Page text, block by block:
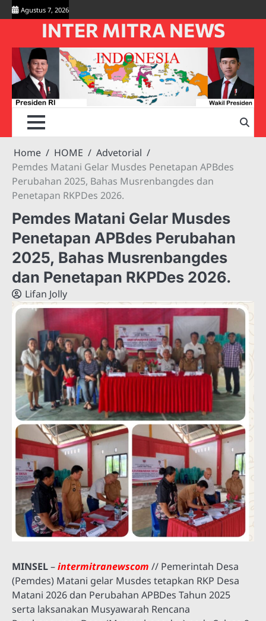
Skip
to
Agustus 7, 2026
INTER MITRA NEWS
Home HOME
Advetorial
Pemdes Matani Gelar Musdes Penetapan APBdes
Perubahan 2025, Bahas Musrenbangdes dan
Penetapan RKPDes 2026.
Pemdes Matani Gelar Musdes
Penetapan APBdes Perubahan
2025, Bahas Musrenbangdes
dan Penetapan RKPDes 2026.
Lifan Jolly
MINSEL–intermitranewscom // Pemerintah Desa
(Pemdes) Matani gelar Musdes tetapkan RKP Desa
Matani 2026 dan Perubahan APBDes Tahun 2025
serta laksanakan Musyawarah Rencana